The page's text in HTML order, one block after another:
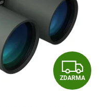
Z
D
ZDARMA